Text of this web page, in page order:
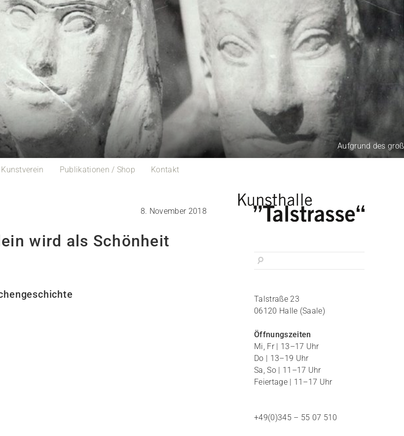
Aufgrund des
Kunstverein Publikationen / Shop Kontakt
8. November 2018
wird als Schönheit
Talstraße 23
06120 Halle (Saale)
Öffnungszeiten
Mi, Fr | 13–17 Uhr
Do | 13–19 Uhr
Sa, So | 11–17 Uhr
Feiertage | 11–17 Uhr
+49(0)345 – 55 07 510